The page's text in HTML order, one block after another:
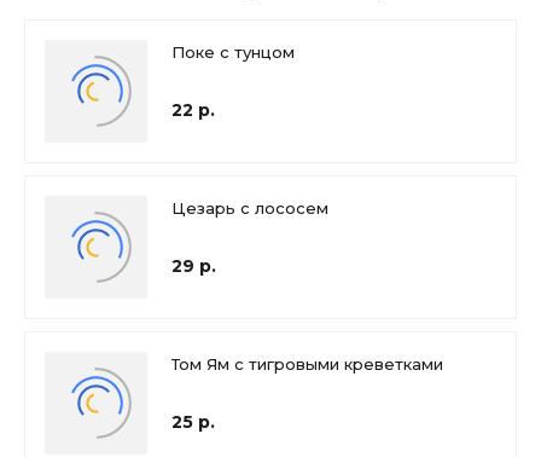
Поке с тунцом
22 р.
Цезарь с лососем
29 р.
Том Ям с тигровыми креветками
25 р.